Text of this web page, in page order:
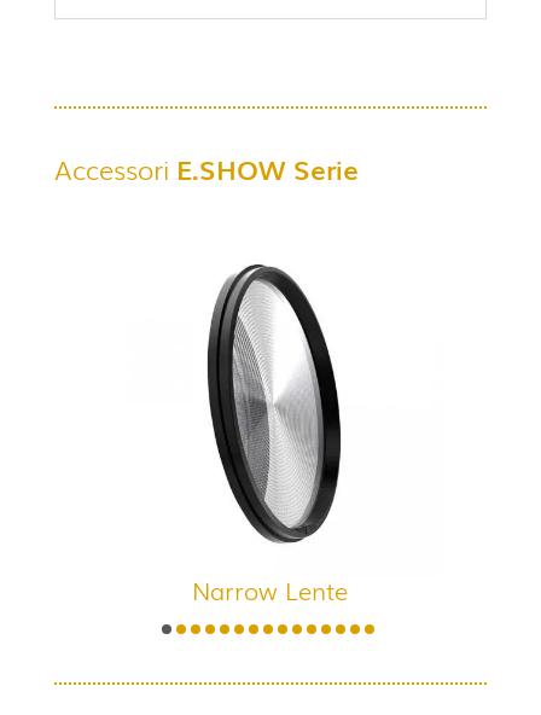
Accessori E.SHOW Serie
Narrow Lente